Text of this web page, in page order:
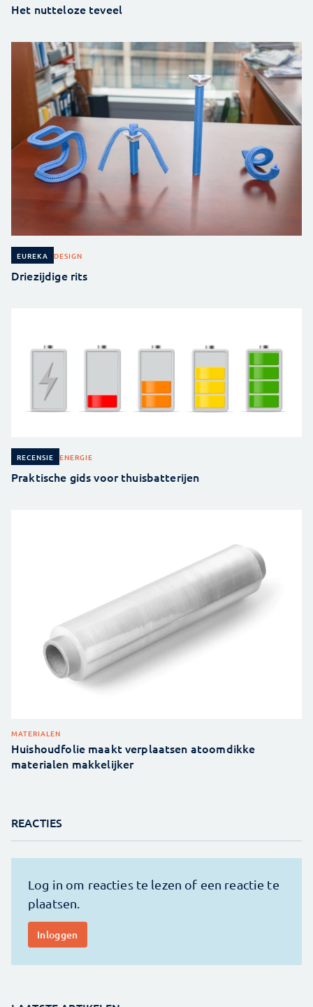
Het nutteloze teveel
EUREKA DESIGN
Driezijdige rits
RECENSIE ENERGIE
Praktische gids voor thuisbatterijen
MATERIALEN
Huishoudfolie maakt verplaatsen atoomdikke
materialen makkelijker
REACTIES